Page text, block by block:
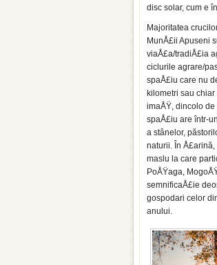
disc solar, cum e
Majoritatea
MunÅ£ii Apuseni
viaÅ£a/tradiÅ£ia
ciclurile agrare/
spaÅ£iu care nu
kilometri sau
imaÅŸ, dincolo
spaÅ£iu are într-
a stânelor,
naturii. În
maslu la care
PoÅŸaga,
semnificaÅ£ie
gospodari celor
anului.